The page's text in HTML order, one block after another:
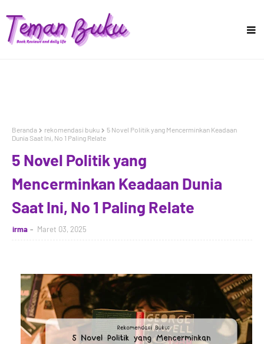
Beranda rekomendasi buku
5 Novel Politik yang Mencerminkan Keadaan
Dunia Saat Ini, No 1 Paling Relate
5 Novel Politik yang
Mencerminkan Keadaan Dunia
Saat Ini, No 1 Paling Relate
irma Maret 03, 2025